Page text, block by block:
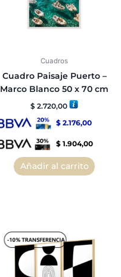
Cuadros
Cuadro Paisaje Puerto –
Marco Blanco 50 x 70 cm
$ 2.720,00
$ 2.176,00
$ 1.904,00
Añadir al carrito